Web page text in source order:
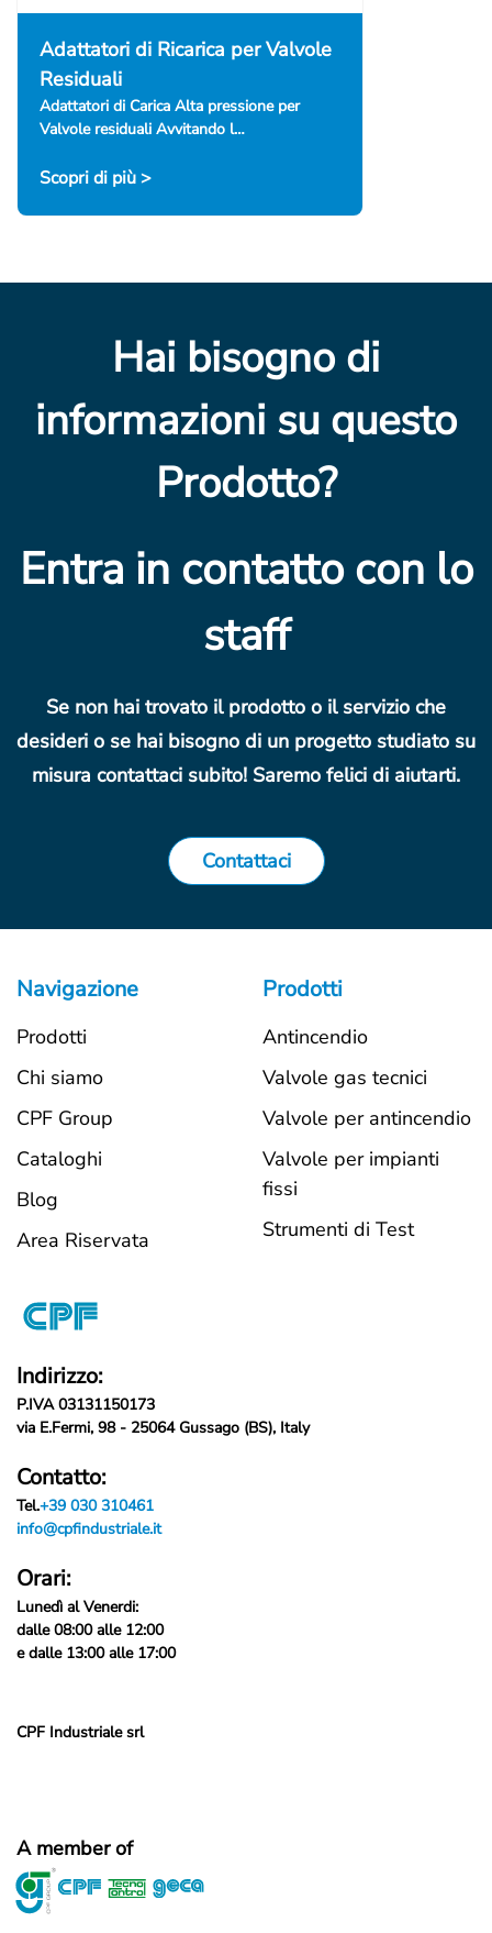
Adattatori di Ricarica per Valvole
Residuali
Adattatori di Carica Alta pressione per
Valvole residuali Avvitando l…
Scopri di più >
Hai bisogno di
informazioni su questo
Prodotto?
Entra in contatto con lo
staff
Se non hai trovato il prodotto o il servizio che
desideri o se hai bisogno di un progetto studiato su
misura contattaci subito! Saremo felici di aiutarti.
Contattaci
Indirizzo:
P.IVA 03131150173
via E.Fermi, 98 - 25064 Gussago (BS), Italy
Contatto:
Tel.+39 030 310461
info@cpfindustriale.it
Orari:
Lunedì al Venerdi:
dalle 08:00 alle 12:00
e dalle 13:00 alle 17:00
CPF Industriale srl
Navigazione
Prodotti
Chi siamo
CPF Group
Cataloghi
Blog
Area Riservata
Prodotti
Antincendio
Valvole gas tecnici
Valvole per antincendio
Valvole per impianti
fissi
Strumenti di Test
A member of